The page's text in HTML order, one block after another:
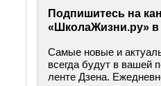
Подпишитесь на
«ШколаЖизни.ру» в
Самые новые и
всегда будут в вашей
ленте Дзена.